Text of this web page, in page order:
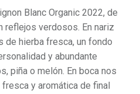
Blanc Organic 2022, de
reflejos verdosos. En nariz
de hierba fresca, un fondo
y abundante
piña o melón. En boca nos
y aromática de final